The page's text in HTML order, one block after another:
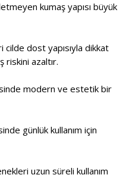
kumaş yapısı büyük
cilde dost yapısıyla dikkat
azaltır.
modern ve estetik bir
günlük kullanım için
uzun süreli kullanım